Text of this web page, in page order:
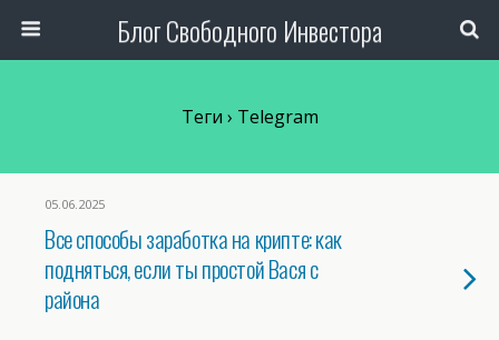
Блог Свободного Инвестора
Теги › Telegram
05.06.2025
Все способы заработка на крипте: как
подняться, если ты простой Вася с
района